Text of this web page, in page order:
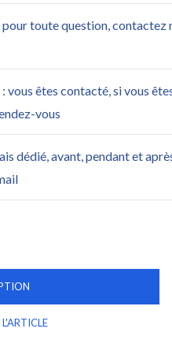
pour toute question, contactez
vous êtes contacté, si vous
vous
dédié, avant, pendant et